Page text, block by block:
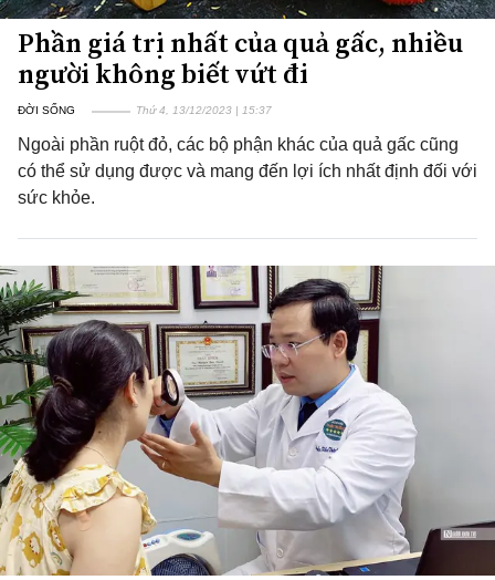
Phần giá trị nhất của quả gấc, nhiều
người không biết vứt đi
ĐỜI SỐNG Thứ 4, 13/12/2023 | 15:37
Ngoài phần ruột đỏ, các bộ phận khác của quả gấc cũng
có thể sử dụng được và mang đến lợi ích nhất định đối với
sức khỏe.